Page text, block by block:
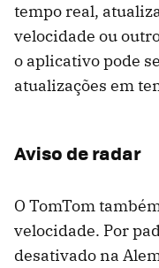
tempo real,
velocidade ou
o aplicativo pode
atualizações em
Aviso de radar
O TomTom
velocidade. Por
desativado na